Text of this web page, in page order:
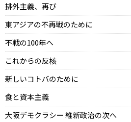
排外主義、再び
東アジアの不再戦のために
不戦の100年へ
これからの反核
新しいコトバのために
食と資本主義
大阪デモクラシー 維新政治の次へ